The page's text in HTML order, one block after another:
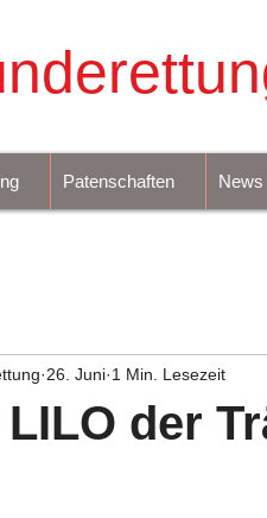
Patenschaften News
LILO der
26. Juni 1 Min. Lesezeit